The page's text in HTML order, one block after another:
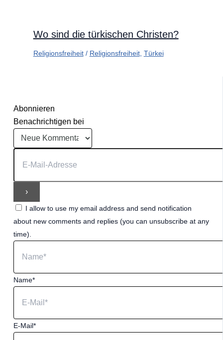
Wo sind die türkischen Christen?
Religionsfreiheit/ Religionsfreiheit, Türkei
Abonnieren
Benachrichtigen bei
I allow to use my email address and send notification
about new comments and replies (you can unsubscribe at any
time).
Name*
E-Mail*